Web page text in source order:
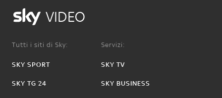
VIDEO
Tutti i siti di Sky:
SKY SPORT
SKY TG 24
Servizi:
SKY TV
SKY BUSINESS